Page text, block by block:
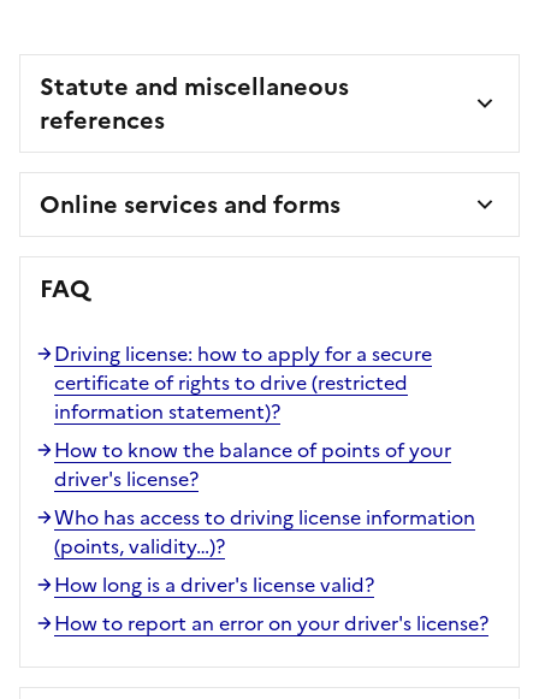
Statute and miscellaneous
references
Online services and forms
FAQ
Driving license: how to apply for a secure
certificate of rights to drive (restricted
information statement)?
How to know the balance of points of your
driver's license?
Who has access to driving license information
(points, validity…)?
How long is a driver's license valid?
How to report an error on your driver's license?